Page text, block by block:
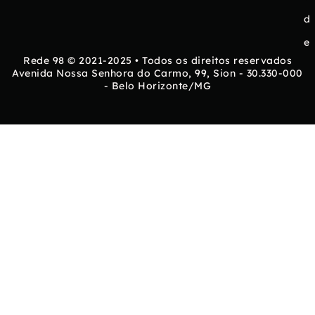
d
e
Rede 98 © 2021-2025 • Todos os direitos reservados
Avenida Nossa Senhora do Carmo, 99, Sion - 30.330-000
- Belo Horizonte/MG